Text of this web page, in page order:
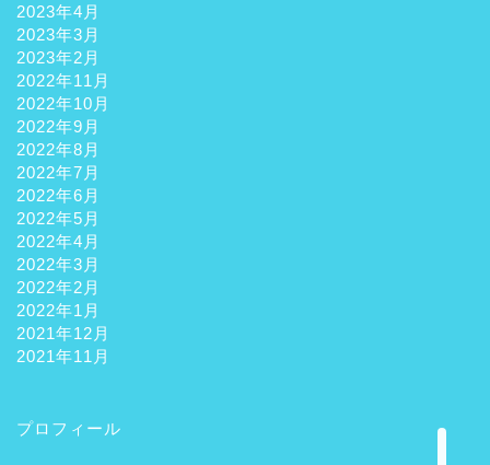
2023年4月
2023年3月
2023年2月
2022年11月
2022年10月
2022年9月
2022年8月
2022年7月
2022年6月
2022年5月
2022年4月
2022年3月
2022年2月
2022年1月
2021年12月
2021年11月
プロフィール